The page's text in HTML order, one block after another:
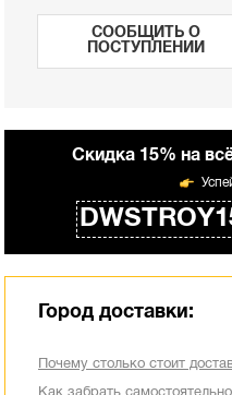
СООБЩИТЬ О
ПОСТУПЛЕНИИ
Cкидка 15% на
Город доставки:
Почему столько стоит